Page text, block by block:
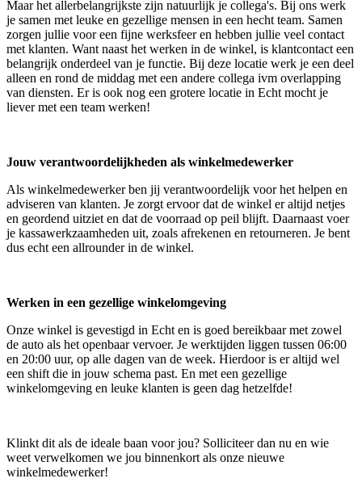
Maar het allerbelangrijkste zijn natuurlijk je collega's. Bij ons werk
je samen met leuke en gezellige mensen in een hecht team. Samen
zorgen jullie voor een fijne werksfeer en hebben jullie veel contact
met klanten. Want naast het werken in de winkel, is klantcontact een
belangrijk onderdeel van je functie. Bij deze locatie werk je een deel
alleen en rond de middag met een andere collega ivm overlapping
van diensten. Er is ook nog een grotere locatie in Echt mocht je
liever met een team werken!
Jouw verantwoordelijkheden als winkelmedewerker
Als winkelmedewerker ben jij verantwoordelijk voor het helpen en
adviseren van klanten. Je zorgt ervoor dat de winkel er altijd netjes
en geordend uitziet en dat de voorraad op peil blijft. Daarnaast voer
je kassawerkzaamheden uit, zoals afrekenen en retourneren. Je bent
dus echt een allrounder in de winkel.
Werken in een gezellige winkelomgeving
Onze winkel is gevestigd in Echt en is goed bereikbaar met zowel
de auto als het openbaar vervoer. Je werktijden liggen tussen 06:00
en 20:00 uur, op alle dagen van de week. Hierdoor is er altijd wel
een shift die in jouw schema past. En met een gezellige
winkelomgeving en leuke klanten is geen dag hetzelfde!
Klinkt dit als de ideale baan voor jou? Solliciteer dan nu en wie
weet verwelkomen we jou binnenkort als onze nieuwe
winkelmedewerker!